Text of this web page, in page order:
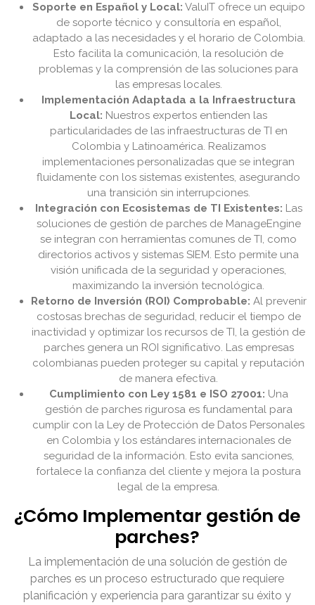
Soporte en Español y Local: ValuIT ofrece un equipo
de soporte técnico y consultoría en español,
adaptado a las necesidades y el horario de Colombia.
Esto facilita la comunicación, la resolución de
problemas y la comprensión de las soluciones para
las empresas locales.
Implementación Adaptada a la Infraestructura
Local: Nuestros expertos entienden las
particularidades de las infraestructuras de TI en
Colombia y Latinoamérica. Realizamos
implementaciones personalizadas que se integran
fluidamente con los sistemas existentes, asegurando
una transición sin interrupciones.
Integración con Ecosistemas de TI Existentes: Las
soluciones de gestión de parches de ManageEngine
se integran con herramientas comunes de TI, como
directorios activos y sistemas SIEM. Esto permite una
visión unificada de la seguridad y operaciones,
maximizando la inversión tecnológica.
Retorno de Inversión (ROI) Comprobable: Al prevenir
costosas brechas de seguridad, reducir el tiempo de
inactividad y optimizar los recursos de TI, la gestión de
parches genera un ROI significativo. Las empresas
colombianas pueden proteger su capital y reputación
de manera efectiva.
Cumplimiento con Ley 1581 e ISO 27001: Una
gestión de parches rigurosa es fundamental para
cumplir con la Ley de Protección de Datos Personales
en Colombia y los estándares internacionales de
seguridad de la información. Esto evita sanciones,
fortalece la confianza del cliente y mejora la postura
legal de la empresa.
¿Cómo Implementar gestión de
parches?
La implementación de una solución de gestión de
parches es un proceso estructurado que requiere
planificación y experiencia para garantizar su éxito y